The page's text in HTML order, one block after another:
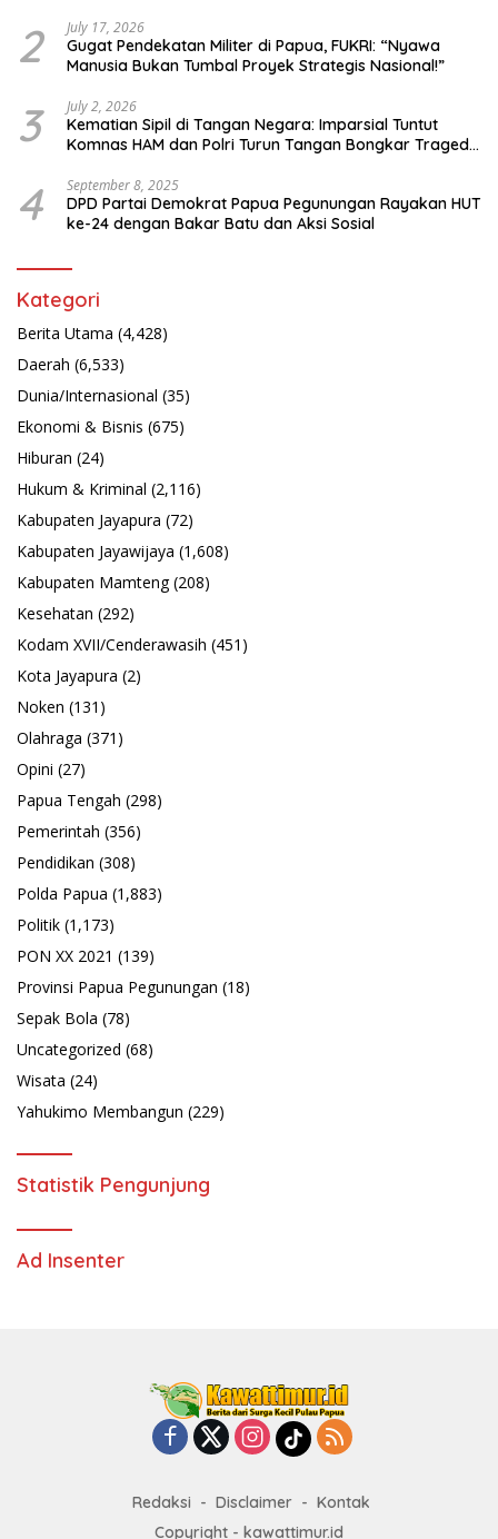
2 July 17, 2026
Gugat Pendekatan Militer di Papua, FUKRI: “Nyawa
Manusia Bukan Tumbal Proyek Strategis Nasional!”
3 July 2, 2026
Kematian Sipil di Tangan Negara: Imparsial Tuntut
Komnas HAM dan Polri Turun Tangan Bongkar Tragedi
4 September 8, 2025
DPD Partai Demokrat Papua Pegunungan Rayakan HUT
ke-24 dengan Bakar Batu dan Aksi Sosial
Kategori
Berita Utama (4,428)
Daerah (6,533)
Dunia/Internasional (35)
Ekonomi & Bisnis (675)
Hiburan (24)
Hukum & Kriminal (2,116)
Kabupaten Jayapura (72)
Kabupaten Jayawijaya (1,608)
Kabupaten Mamteng(208)
Kesehatan (292)
Kodam XVII/Cenderawasih (451)
Kota Jayapura (2)
Noken (131)
Olahraga (371)
Opini (27)
Papua Tengah (298)
Pemerintah (356)
Pendidikan (308)
Polda Papua (1,883)
Politik (1,173)
PON XX 2021 (139)
Provinsi Papua Pegunungan (18)
Sepak Bola (78)
Uncategorized (68)
Wisata (24)
Yahukimo Membangun (229)
Statistik Pengunjung
Ad Insenter
Redaksi Disclaimer
Kontak
Copyright - kawattimur.id